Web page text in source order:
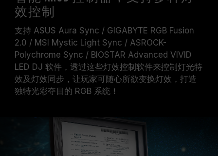
效控制
支持 ASUS Aura Sync / GIGABYTE RGB Fusion
2.0 / MSI Mystic Light Sync / ASROCK-
Polychrome Sync / BIOSTAR Advanced VIVID
LED DJ 软件，透过这些灯效控制软件来控制灯光特
效及灯效同步，让玩家可随心所欲变换灯效，打造
独特光彩夺目的 RGB 系统！